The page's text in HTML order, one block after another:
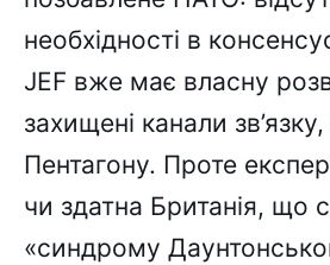
необхідності в
JEF вже має власну
захищені канали
Пентагону. Проте
чи здатна Британія, що
«синдрому